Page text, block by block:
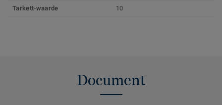
Tarkett-waarde 10
Document